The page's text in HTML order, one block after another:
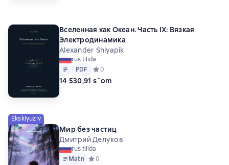
Вселенная как Океан. Часть IX: Вязкая
Электродинамика
Alexander Shlyapik
rus tilida
Matn
PDF
PDF Средний рейтинг 0 на основе 0 оценок
0
14 530,91 s`om
Eksklyuziv
Мир без частиц
Дмитрий Делуков
rus tilida
Matn Средний рейтинг 0 на основе 0 оценок
0